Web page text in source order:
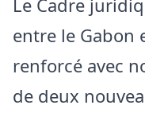
Le Cadre
entre le Gabon
renforcé avec
de deux